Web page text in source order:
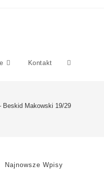
Kontakt
Beskid Makowski 19/29
Najnowsze Wpisy